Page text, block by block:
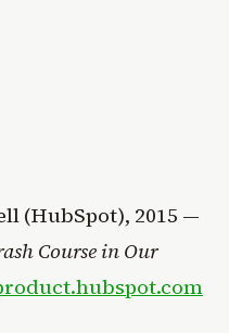
(HubSpot), 2015 —
Course in Our